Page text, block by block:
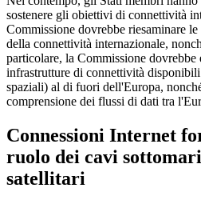
sostenere gli obiettivi di connettività
Commissione dovrebbe riesaminare
della connettività internazionale,
particolare, la Commissione dovrebbe
infrastrutture di connettività
spaziali) al di fuori dell'Europa,
comprensione dei flussi di dati tra
Connessioni Internet
ruolo dei cavi
satellitari